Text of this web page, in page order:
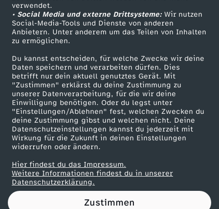
verwendet.
• Social Media und externe Drittsysteme:Wir nutzen
Social-Media-Tools und Dienste von anderen
Anbietern. Unter anderem um das Teilen von Inhalten
zu ermöglichen.
Du kannst entscheiden, für welche Zwecke wir deine
Daten speichern und verarbeiten dürfen. Dies
betrifft nur dein aktuell genutztes Gerät. Mit
"Zustimmen" erklärst du deine Zustimmung zu
unserer Datenverarbeitung, für die wir deine
Einwilligung benötigen. Oder du legst unter
"Einstellungen/Ablehnen" fest, welchen Zwecken du
deine Zustimmung gibst und welchen nicht. Deine
Datenschutzeinstellungen kannst du jederzeit mit
Wirkung für die Zukunft in deinen Einstellungen
widerrufen oder ändern.
Hier findest du das Impressum.
Weitere Informationen findest du in unserer
Datenschutzerklärung.
Zustimmen
s
I
M
2
.
W
E
L
ZDF Unternehmen
Karriere
ZDF goes Schule
Werbefernsehen
Mainzelmännchen
Partner